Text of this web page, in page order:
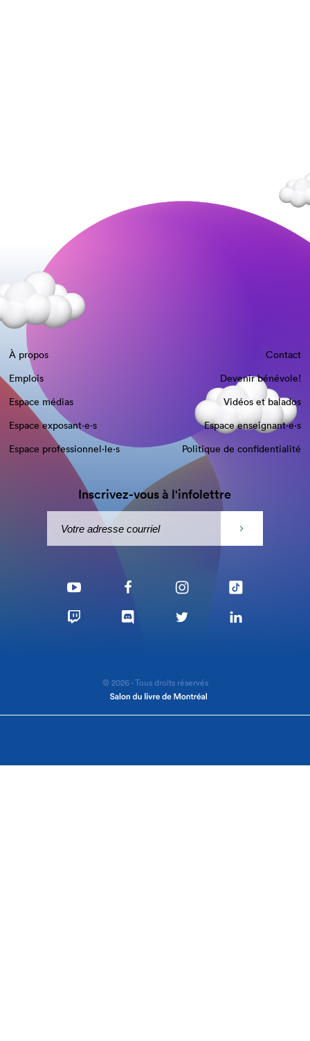
À propos
Contact
Emplois
Devenir bénévole!
Espace médias
Vidéos et balados
Espace exposant·e⋅s
Espace enseignant·e⋅s
Espace professionnel·le⋅s
Politique de confidentialité
Inscrivez-vous à l'infolettre
© 2026 - Tous droits réservés